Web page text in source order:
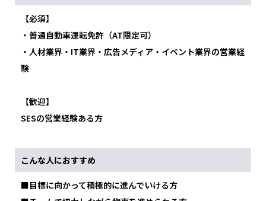
【必須】
・普通自動車運転免許（AT限定可）
・人材業界・IT業界・広告メディア・イベント業界の営業経
験
【歓迎】
SESの営業経験ある方
こんな人におすすめ
■目標に向かって積極的に進んでいける方